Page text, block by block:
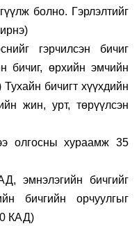
болно. Гэрлэлтийг
гэрчилсэн бичиг
бичиг, өрхийн эмчийн
Тухайн бичигт хүүхдийн
жин, урт, төрүүлсэн
олгосны хураамж 35
эмнэлэгийн бичгийг
бичгийн орчуулгыг
КАД)